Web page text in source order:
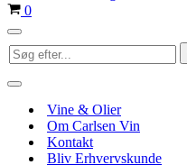
Indkøbskurv
0
Navigation
menu
Søg
efter...
Navigation
Vine & Olier
Om Carlsen Vin
Kontakt
Bliv Erhvervskunde